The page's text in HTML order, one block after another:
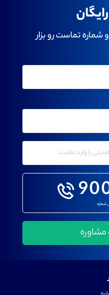
شماره تماست رو بزار